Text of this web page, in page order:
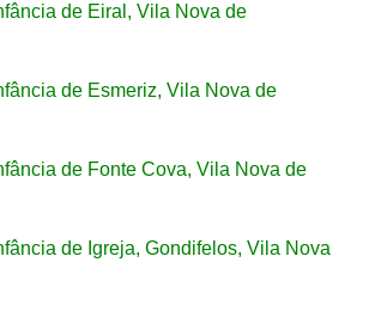
de Eiral, Vila Nova de
de Esmeriz, Vila Nova de
de Fonte Cova, Vila Nova de
de Igreja, Gondifelos, Vila Nova